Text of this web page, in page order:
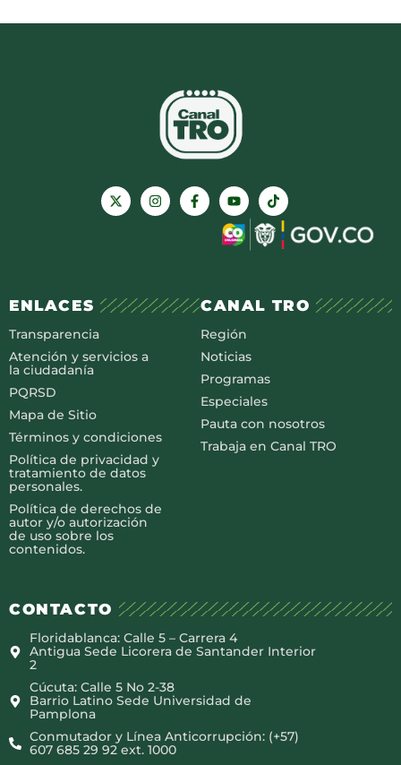
ENLACES
Transparencia
Atención y servicios a
la ciudadanía
PQRSD
Mapa de Sitio
Términos y condiciones
Política de privacidad y
tratamiento de datos
personales.
Política de derechos de
autor y/o autorización
de uso sobre los
contenidos.
CANAL TRO
Región
Noticias
Programas
Especiales
Pauta con nosotros
Trabaja en Canal TRO
CONTACTO
Floridablanca: Calle 5 – Carrera 4
Antigua Sede Licorera de Santander Interior
2
Cúcuta: Calle 5 No 2-38
Barrio Latino Sede Universidad de
Pamplona
Conmutador y Línea Anticorrupción: (+57)
607 685 29 92 ext. 1000